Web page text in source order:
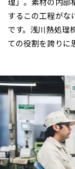
するこの工程がな
です。浅川熱処理
ての役割を誇りに